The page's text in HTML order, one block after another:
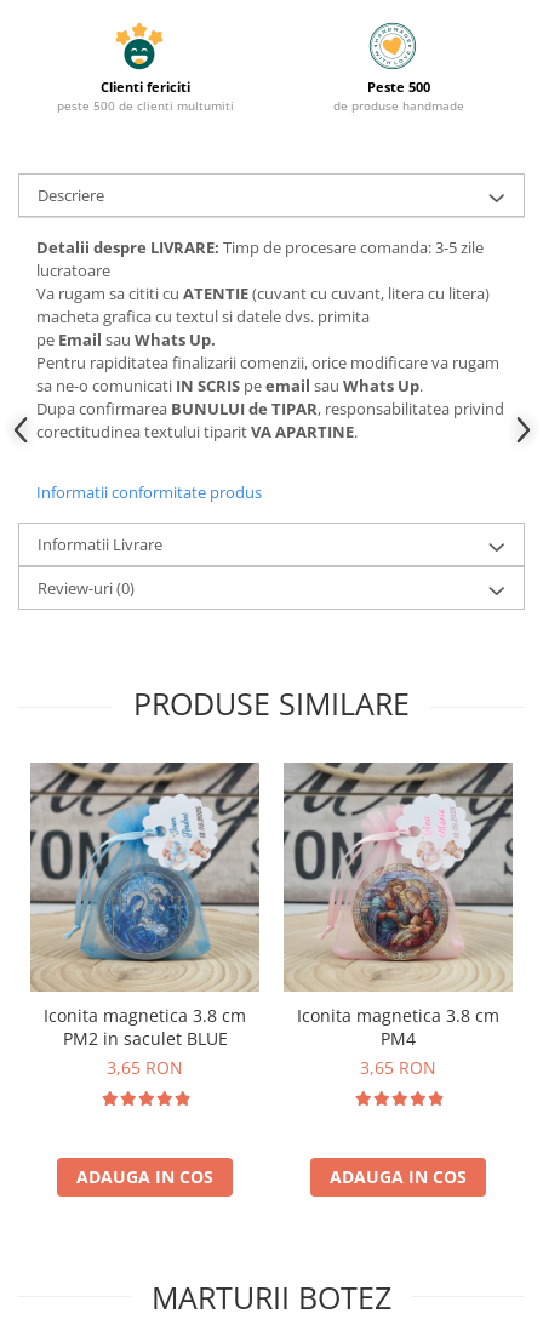
Clienti fericiti
peste 500 de clienti multumiti
Peste 500
de produse handmade
Descriere
Detalii despre LIVRARE: Timp de procesare comanda: 3-5 zile
lucratoare
Va rugam sa cititi cu ATENTIE(cuvant cu cuvant, litera cu litera)
macheta grafica cu textul si datele dvs. primita
pe Email sau Whats Up.
Pentru rapiditatea finalizarii comenzii, orice modificare va rugam
sa ne-o comunicati IN SCRIS peemail sau Whats Up.
Dupa confirmarea BUNULUI de TIPAR, responsabilitatea privind
corectitudinea textului tiparitVA APARTINE.
Informatii conformitate produs
Informatii Livrare
Review-uri(0)
PRODUSE SIMILARE
Iconita magnetica 3.8 cm
PM2 in saculet BLUE
3,65 RON
ADAUGA IN COS
Iconita magnetica 3.8 cm
PM4
3,65 RON
ADAUGA IN COS
MARTURII BOTEZ